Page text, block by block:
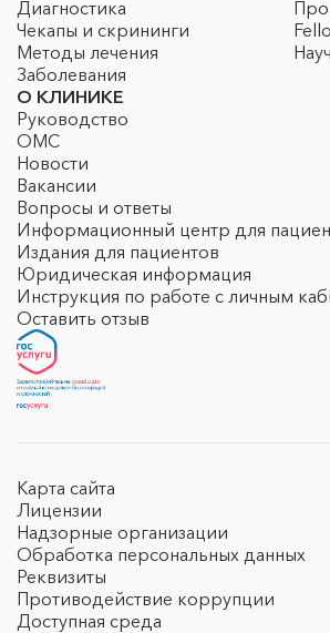
Диагностика
Чекапы и скрининги
Методы лечения
Заболевания
О КЛИНИКЕ
Руководство
ОМС
Новости
Вакансии
Вопросы и ответы
Информационный центр для
Издания для пациентов
Юридическая информация
Инструкция по работе с личным
Оставить отзыв
Карта сайта
Лицензии
Надзорные организации
Обработка персональных данных
Реквизиты
Противодействие коррупции
Доступная среда